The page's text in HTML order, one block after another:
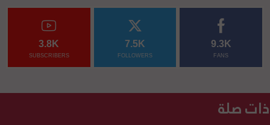
9.3K
FANS
7.5K
FOLLOWERS
3.8K
SUBSCRIBERS
ذات صلة